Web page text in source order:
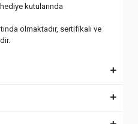
kutularında
olmaktadır, sertifikalı ve